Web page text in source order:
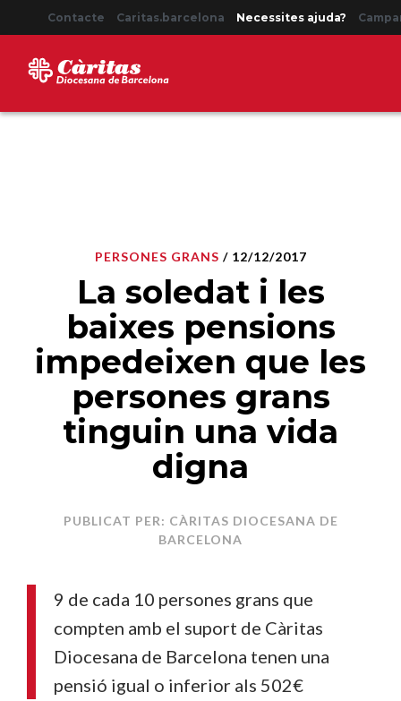
Contacte Caritas.barcelona Necessites ajuda?
PERSONES GRANS / 12/12/2017
La soledat i les
baixes pensions
impedeixen que les
persones grans
tinguin una vida
digna
PUBLICAT PER: CÀRITAS DIOCESANA DE
BARCELONA
9 de cada 10 persones grans que
compten amb el suport de Càritas
Diocesana de Barcelona tenen una
pensió igual o inferior als 502€